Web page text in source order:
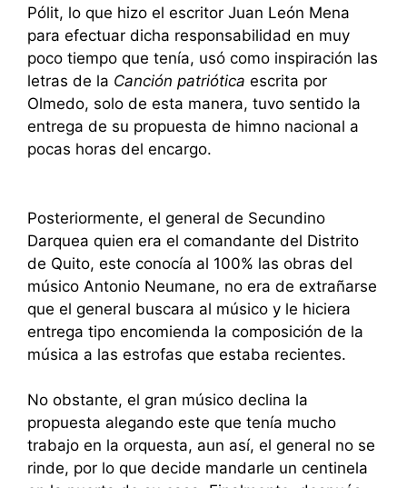
Pólit, lo que hizo el escritor Juan León Mena
para efectuar dicha responsabilidad en muy
poco tiempo que tenía, usó como inspiración las
letras de la Canción patriótica escrita por
Olmedo, solo de esta manera, tuvo sentido la
entrega de su propuesta de himno nacional a
pocas horas del encargo.
Posteriormente, el general de Secundino
Darquea quien era el comandante del Distrito
de Quito, este conocía al 100% las obras del
músico Antonio Neumane, no era de extrañarse
que el general buscara al músico y le hiciera
entrega tipo encomienda la composición de la
música a las estrofas que estaba recientes.
No obstante, el gran músico declina la
propuesta alegando este que tenía mucho
trabajo en la orquesta, aun así, el general no se
rinde, por lo que decide mandarle un centinela